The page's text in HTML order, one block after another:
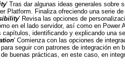
' Tras dar algunas ideas generales sobre
Platform. Finaliza ofreciendo una serie
' Revisa las opciones de
en el lado servidor, así como en
identificando y explicando una
' Comienza con las opciones de
seguir con patrones de integración
buenas prácticas, en este caso, en